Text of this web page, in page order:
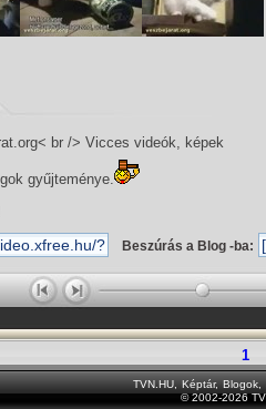
br /> Vicces videók, képek
gyűjteménye.
Beszúrás a Blog -ba:
1
TVN.HU Képtár, Blogok
© 2002-2026